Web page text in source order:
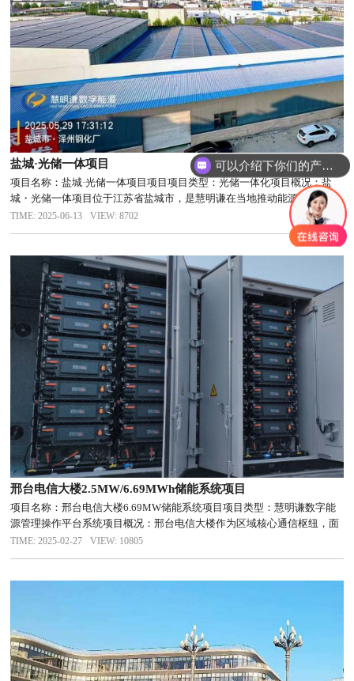
盐城·光储一体项目
项目名称：盐城·光储一体项目项目项目类型：光储一体化项目概况：盐
城・光储一体项目位于江苏省盐城市，是慧明谦在当地推动能源转型与可
持续发展的重要示范项目。该项目结合盐城地区丰富的光照资源，旨在打
造一个高效、稳定的光储一体化系统，为当地工商业提供可靠的绿色能源
TIME: 2025-06-13 VIEW: 8702
邢台电信大楼2.5MW/6.69MWh储能系统项目
项目名称：邢台电信大楼6.69MW储能系统项目项目类型：慧明谦数字能
源管理操作平台系统项目概况：邢台电信大楼作为区域核心通信枢纽，面
临高能耗需求与电力保障挑战。为响应“双碳”目标并实现降本增效，项目
TIME: 2025-02-27 VIEW: 10805
可以介绍下你们的产品么